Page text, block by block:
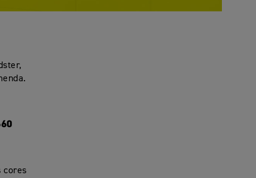
cores